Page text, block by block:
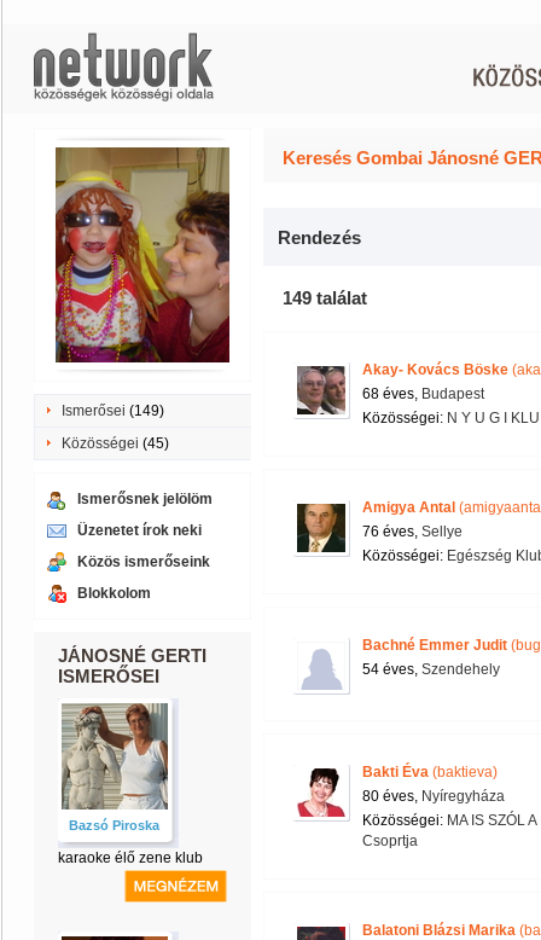
Ismerősei (149)
Közösségei (45)
Ismerősnek jelölöm
Üzenetet írok neki
Közös ismerőseink
Blokkolom
JÁNOSNÉ GERTI
ISMERŐSEI
Bazsó Piroska
karaoke élő zene klub
Keresés Gombai Jánosné
Rendezés
149 találat
Akay- Kovács Böske
68 éves, Budapest
Közösségei: N Y U G I
Amigya Antal
76 éves, Sellye
Közösségei: Egészség
Bachné Emmer Judit
54 éves, Szendehely
Bakti Éva (baktieva)
80 éves, Nyíregyháza
Közösségei: MA IS SZÓL
Csoprtja
Balatoni Blázsi Marika